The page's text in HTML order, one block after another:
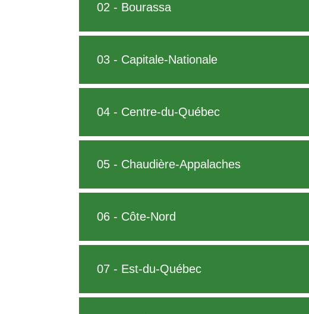
02 - Bourassa
03 - Capitale-Nationale
04 - Centre-du-Québec
05 - Chaudière-Appalaches
06 - Côte-Nord
07 - Est-du-Québec